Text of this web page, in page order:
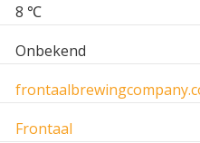
8 ℃
Onbekend
Frontaal